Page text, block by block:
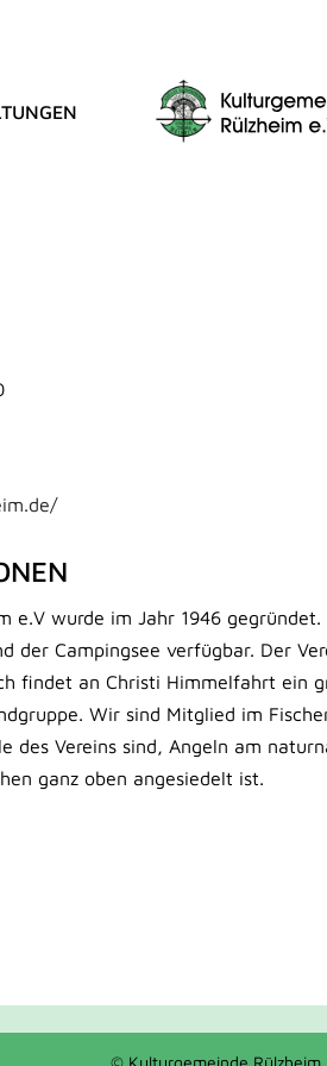
Rülzheim
e.V wurde im Jahr 1946
der Campingsee verfügbar. Der
findet an Christi Himmelfahrt ein
Wir sind Mitglied im
des Vereins sind, Angeln am
ganz oben angesiedelt ist.
© Kulturgemeinde Rülzheim